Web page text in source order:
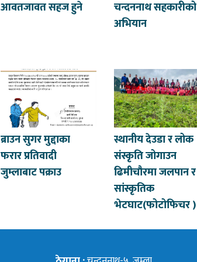
आवतजावत सहज हुने
चन्दननाथ सहकारीको
अभियान
ब्राउन सुगर मुद्दाका
फरार प्रतिवादी
जुम्लाबाट पक्राउ
स्थानीय देउडा र लोक
संस्कृति जोगाउन
ढिमीचौरमा जलपान र
सांस्कृतिक
भेटघाट(फोटोफिचर )